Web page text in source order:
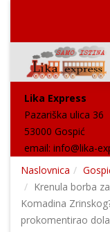
Lika Express
Pazariška ulica 36
53000 Gospić
email: info@lika-
Naslovnica
Krenula borba
Komadina
prokomentirao